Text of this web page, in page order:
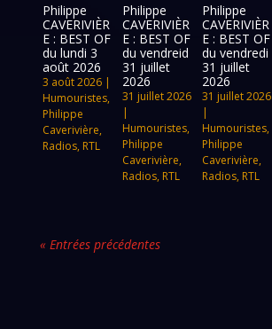
Philippe
CAVERIVIÈR
E : BEST OF
du lundi 3
août 2026
3 août 2026 |
Humouristes,
Philippe
Caverivière,
Radios, RTL
Philippe
CAVERIVIÈR
E : BEST OF
du vendreid
31 juillet
2026
31 juillet 2026
|
Humouristes,
Philippe
Caverivière,
Radios, RTL
Philippe
CAVERIVIÈR
E : BEST OF
du vendredi
31 juillet
2026
31 juillet 2026
|
Humouristes,
Philippe
Caverivière,
Radios, RTL
« Entrées précédentes